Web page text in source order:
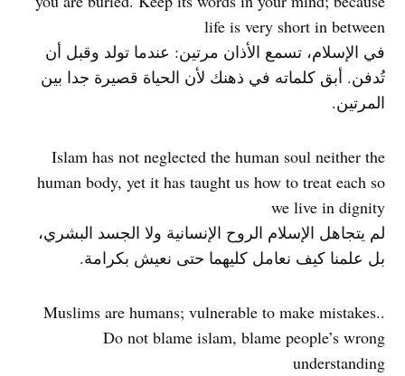
life is very short in between
في الإسلام، تسمع الأذان مرتين: عندما تولد وقبل أن
تُدفن. أبق كلماته في ذهنك لأن الحياة قصيرة جدا بين
المرتين.
Islam has not neglected the human soul neither the
human body, yet it has taught us how to treat each so
we live in dignity
لم يتجاهل الإسلام الروح الإنسانية ولا الجسد البشري،
بل علمنا كيف نعامل كليهما حتى نعيش بكرامة.
.Muslims are humans; vulnerable to make mistakes.
Do not blame islam, blame people’s wrong
understanding